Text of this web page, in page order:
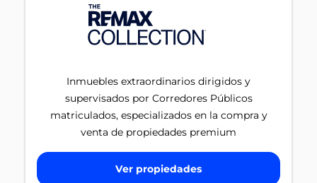
Inmuebles extraordinarios dirigidos y
supervisados por Corredores Públicos
matriculados, especializados en la compra y
venta de propiedades premium
Ver propiedades